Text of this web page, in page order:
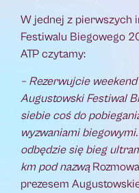
W jednej z pierwszych
Festiwalu Biegowego
ATP czytamy:
– Rezerwujcie
Augustowski Festiwal
siebie coś do
wyzwaniami
odbędzie się bieg
km pod nazwą
prezesem